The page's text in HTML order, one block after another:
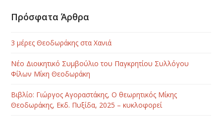
Πρόσφατα Άρθρα
3 μέρες Θεοδωράκης στα Χανιά
Νέο Διοικητικό Συμβούλιο του Παγκρητίου Συλλόγου
Φίλων Μίκη Θεοδωράκη
Βιβλίο: Γιώργος Αγοραστάκης, Ο θεωρητικός Μίκης
Θεοδωράκης, Εκδ. Πυξίδα, 2025 – κυκλοφορεί